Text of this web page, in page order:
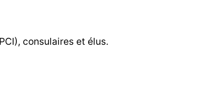
consulaires et élus.